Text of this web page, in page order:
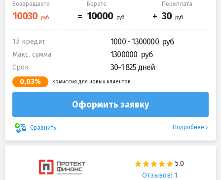
Возвращаете Берете Переплата
1й кредит 1000 - 1300000
Макс. сумма 1300000
Срок 30-1 825 дней
0,03% комиссия для новых клиентов
Оформить заявку
Сравнить Подробнее
Отзывов: 1